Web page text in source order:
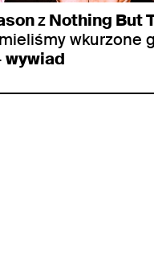
zNothing But
wkurzone
wywiad